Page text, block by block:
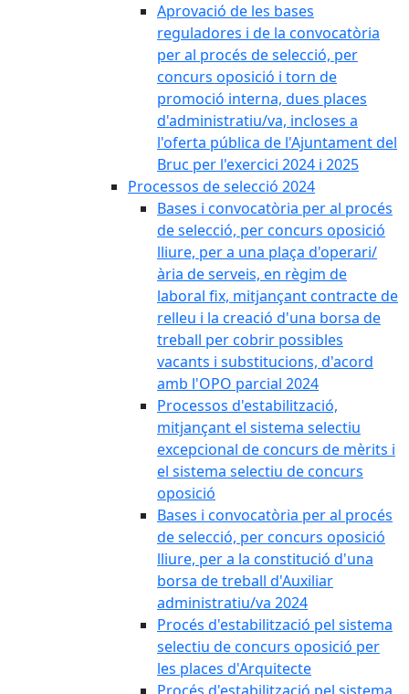
Aprovació de les bases
reguladores i de la convocatòria
per al procés de selecció, per
concurs oposició i torn de
promoció interna, dues places
d'administratiu/va, incloses a
l'oferta pública de l'Ajuntament del
Bruc per l'exercici 2024 i 2025
Processos de selecció 2024
Bases i convocatòria per al procés
de selecció, per concurs oposició
lliure, per a una plaça d'operari/
ària de serveis, en règim de
laboral fix, mitjançant contracte de
relleu i la creació d'una borsa de
treball per cobrir possibles
vacants i substitucions, d'acord
amb l'OPO parcial 2024
Processos d'estabilització,
mitjançant el sistema selectiu
excepcional de concurs de mèrits i
el sistema selectiu de concurs
oposició
Bases i convocatòria per al procés
de selecció, per concurs oposició
lliure, per a la constitució d'una
borsa de treball d'Auxiliar
administratiu/va 2024
Procés d'estabilització pel sistema
selectiu de concurs oposició per
les places d'Arquitecte